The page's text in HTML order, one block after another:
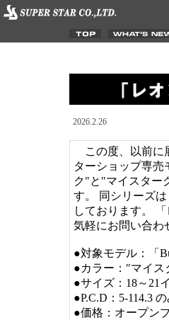
2026.2.26
この度、以前に
ターショップ専
ク"と"マイスター
す。 同シリーズ
しております。
気軽にお問い合わ
●対象モデル：「
●カラー："マイス
●サイズ：18～21
●P.C.D：5-114.3
●価格：オープン